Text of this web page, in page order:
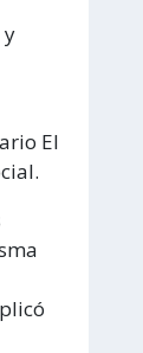
y
El